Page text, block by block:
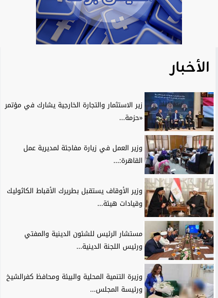
الأخبار
زير الاستثمار والتجارة الخارجية يشارك في مؤتمر
«حزمة...
وزير العمل في زيارة مفاجئة لمديرية عمل
القاهرة:...
وزير الأوقاف يستقبل بطريرك الأقباط الكاثوليك
وقيادات هيئة...
مستشار الرئيس للشئون الدينية والمفتي
ورئيس اللجنة الدينية...
وزيرة التنمية المحلية والبيئة ومحافظ كفرالشيخ
ورئيسة المجلس...